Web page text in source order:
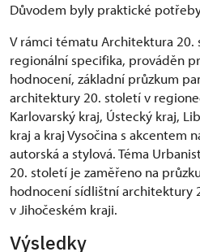
Důvodem byly praktické
V rámci tématu Architektura 20.
regionální specifika, prováděn
hodnocení, základní průzkum
architektury 20. století v
Karlovarský kraj, Ústecký kraj,
kraj a kraj Vysočina s akcentem
autorská a stylová. Téma
20. století je zaměřeno na
hodnocení sídlištní architektury
v Jihočeském kraji.
Výsledky